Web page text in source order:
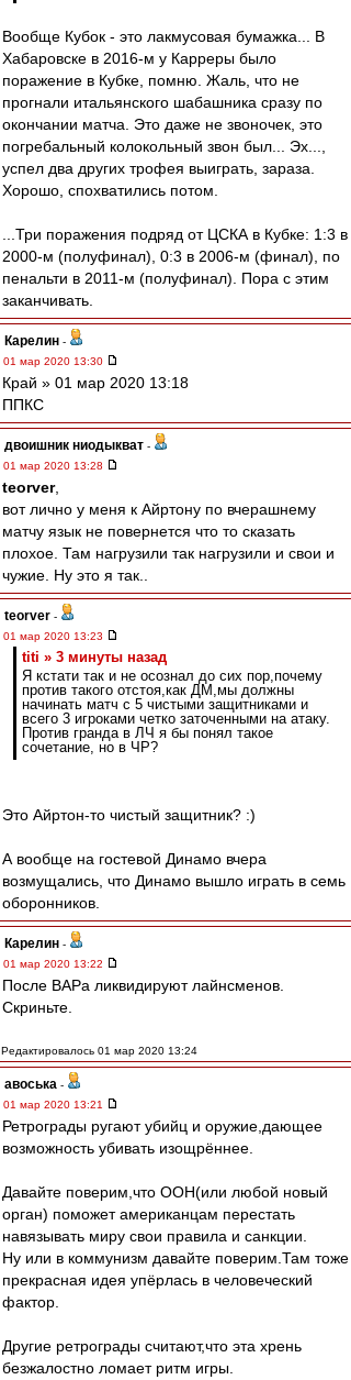
Вообще Кубок - это лакмусовая бумажка... В
Хабаровске в 2016-м у Карреры было
поражение в Кубке, помню. Жаль, что не
прогнали итальянского шабашника сразу по
окончании матча. Это даже не звоночек, это
погребальный колокольный звон был... Эх...,
успел два других трофея выиграть, зараза.
Хорошо, спохватились потом.
...Три поражения подряд от ЦСКА в Кубке: 1:3 в
2000-м (полуфинал), 0:3 в 2006-м (финал), по
пенальти в 2011-м (полуфинал). Пора с этим
заканчивать.
Карелин -
01 мар 2020 13:30
Край » 01 мар 2020 13:18
ППКС
двоишник ниодыкват -
01 мар 2020 13:28
teorver,
вот лично у меня к Айртону по вчерашнему
матчу язык не повернется что то сказать
плохое. Там нагрузили так нагрузили и свои и
чужие. Ну это я так..
teorver -
01 мар 2020 13:23
titi » 3 минуты назад
Я кстати так и не осознал до сих пор,почему
против такого отстоя,как ДМ,мы должны
начинать матч с 5 чистыми защитниками и
всего 3 игроками четко заточенными на атаку.
Против гранда в ЛЧ я бы понял такое
сочетание, но в ЧР?
Это Айртон-то чистый защитник? :)
А вообще на гостевой Динамо вчера
возмущались, что Динамо вышло играть в семь
оборонников.
Карелин -
01 мар 2020 13:22
После ВАРа ликвидируют лайнсменов.
Скриньте.
Редактировалось 01 мар 2020 13:24
авоська -
01 мар 2020 13:21
Ретрограды ругают убийц и оружие,дающее
возможность убивать изощрённее.
Давайте поверим,что ООН(или любой новый
орган) поможет американцам перестать
навязывать миру свои правила и санкции.
Ну или в коммунизм давайте поверим.Там тоже
прекрасная идея упёрлась в человеческий
фактор.
Другие ретрограды считают,что эта хрень
безжалостно ломает ритм игры.